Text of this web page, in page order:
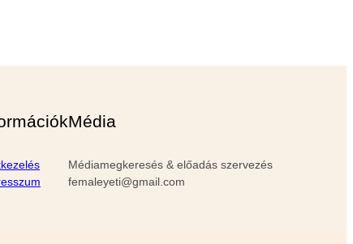
Média
Médiamegkeresés & előadás szervezés
femaleyeti@gmail.com